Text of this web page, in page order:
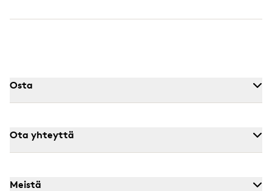
Osta
Ota yhteyttä
Meistä